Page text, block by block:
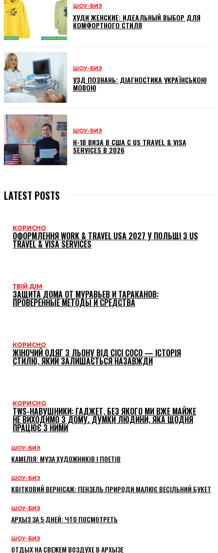
ШОУ-БИЗ
ХУДИ ЖЕНСКИЕ: ИДЕАЛЬНЫЙ ВЫБОР ДЛЯ
КОМФОРТНОГО СТИЛЯ
ШОУ-БИЗ
УЗД ПОЗНАНЬ: ДІАГНОСТИКА УКРАЇНСЬКОЮ
МОВОЮ
ШОУ-БИЗ
H-1B ВИЗА В США С US TRAVEL & VISA
SERVICES В 2026
LATEST POSTS
КОРИСНО
ОФОРМЛЕННЯ WORK & TRAVEL USA 2027 У ПОЛЬЩІ З US
TRAVEL & VISA SERVICES
ТВІЙ ДІМ
ЗАЩИТА ДОМА ОТ МУРАВЬЕВ И ТАРАКАНОВ:
ПРОВЕРЕННЫЕ МЕТОДЫ И СРЕДСТВА
КОРИСНО
ЖІНОЧИЙ ОДЯГ З ЛЬОНУ ВІД CICI COCO — ІСТОРІЯ
СТИЛЮ, ЯКИЙ ЗАЛИШАЄТЬСЯ НАЗАВЖДИ
КОРИСНО
TWS-НАВУШНИКИ: ГАДЖЕТ, БЕЗ ЯКОГО МИ ВЖЕ МАЙЖЕ
НЕ ВИХОДИМО З ДОМУ. ДУМКИ ЛЮДИНИ, ЯКА ЩОДНЯ
ПРАЦЮЄ З НИМИ
ШОУ-БИЗ
КАМЕЛІЯ: МУЗА ХУДОЖНИКІВ І ПОЕТІВ
ШОУ-БИЗ
КВІТКОВИЙ ВЕРНІСАЖ: ПЕНЗЕЛЬ ПРИРОДИ МАЛЮЄ ВЕСІЛЬНИЙ БУКЕТ
ШОУ-БИЗ
АРХЫЗ ЗА 5 ДНЕЙ: ЧТО ПОСМОТРЕТЬ
ШОУ-БИЗ
ОТДЫХ НА СВЕЖЕМ ВОЗДУХЕ В АРХЫЗЕ